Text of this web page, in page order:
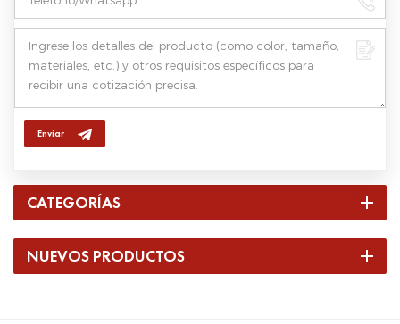
Enviar
CATEGORÍAS
NUEVOS PRODUCTOS